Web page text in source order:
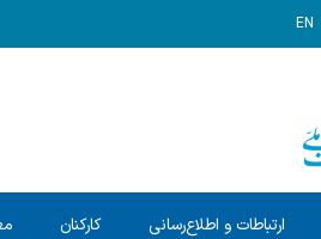
EN
ارتباطات و اطلاع‌رسانی کارکنان